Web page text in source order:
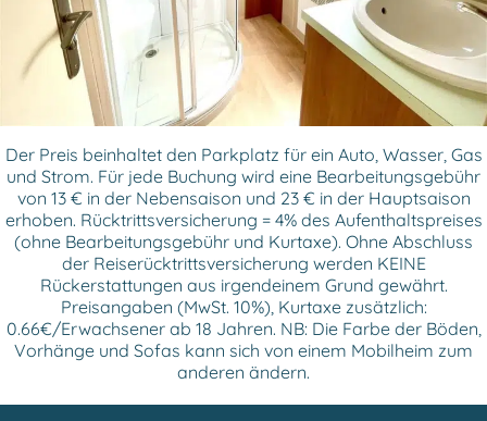
Der Preis beinhaltet den Parkplatz für ein Auto, Wasser, Gas
und Strom. Für jede Buchung wird eine Bearbeitungsgebühr
von 13 € in der Nebensaison und 23 € in der Hauptsaison
erhoben. Rücktrittsversicherung = 4% des Aufenthaltspreises
(ohne Bearbeitungsgebühr und Kurtaxe). Ohne Abschluss
der Reiserücktrittsversicherung werden KEINE
Rückerstattungen aus irgendeinem Grund gewährt.
Preisangaben (MwSt. 10%), Kurtaxe zusätzlich:
0.66€/Erwachsener ab 18 Jahren. NB: Die Farbe der Böden,
Vorhänge und Sofas kann sich von einem Mobilheim zum
anderen ändern.